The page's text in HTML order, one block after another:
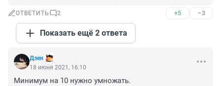
ОТВЕТИТЬ 2 +5 –3
Показать ещё 2 ответа
Дзен
18 июня 2021, 16:10
Минимум на 10 нужно умножать.